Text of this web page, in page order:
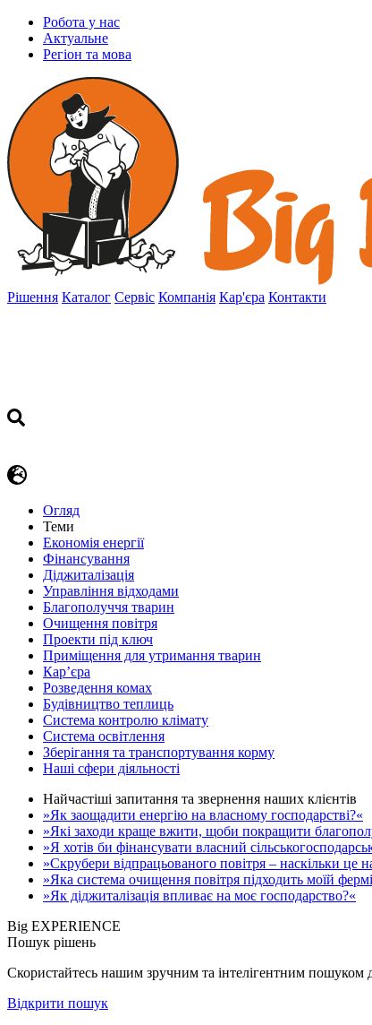
Робота у нас
Актуальне
Регіон та мова
Рішення Каталог Сервіс Компанія Кар'єра Контакти
Огляд
Теми
Економія енергії
Фінансування
Діджиталізація
Управління відходами
Благополуччя тварин
Очищення повітря
Проекти під ключ
Приміщення для утримання тварин
Кар’єра
Розведення комах
Будівництво теплиць
Система контролю клімату
Система освітлення
Зберігання та транспортування корму
Наші сфери діяльності
Найчастіші запитання та звернення наших клієнтів
»Як заощадити енергію на власному господарстві?«
»Які заходи краще вжити, щоби покращити
»Я хотів би фінансувати власний
»Скрубери відпрацьованого повітря – наскільки це
»Яка система очищення повітря підходить моїй
»Як діджиталізація впливає на моє господарство?«
Big EXPERIENCE
Пошук рішень
Скористайтесь нашим зручним та інтелігентним пошуком
Відкрити пошук